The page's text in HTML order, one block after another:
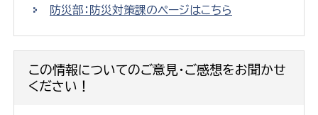
防災部：防災対策課のページはこちら
この情報についてのご意見・ご感想をお聞かせ
ください！